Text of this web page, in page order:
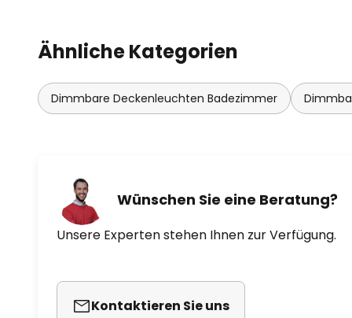
Ähnliche Kategorien
Dimmbare Deckenleuchten Badezimmer
Wünschen Sie eine Beratung?
Unsere Experten stehen Ihnen zur Verfügung.
Kontaktieren Sie uns